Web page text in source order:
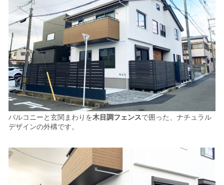
バルコニーと玄関まわりを木目調フェンスで囲った、ナチュラル
デザインの外構です。